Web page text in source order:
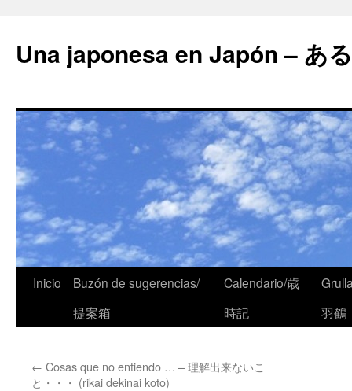
Una japonesa en Japón – あ
Inicio
Buzón de sugerencias/
提案箱
Calendario/歳
時記
羽鶴
← Cosas que no entiendo … – 理解出来ないこ
と・・・ (rikai dekinai koto)